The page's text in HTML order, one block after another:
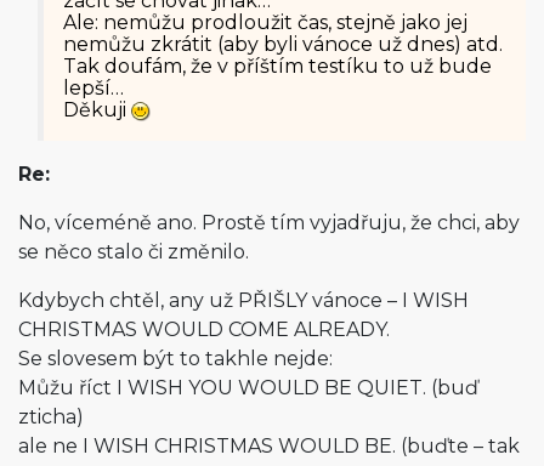
Ale: nemůžu prodloužit čas, stejně jako jej
nemůžu zkrátit (aby byli vánoce už dnes) atd.
Tak doufám, že v příštím testíku to už bude
lepší…
Děkuji
Re:
No, víceméně ano. Prostě tím vyjadřuju, že chci, aby
se něco stalo či změnilo.
Kdybych chtěl, any už PŘIŠLY vánoce – I WISH
CHRISTMAS WOULD COME ALREADY.
Se slovesem být to takhle nejde:
Můžu říct I WISH YOU WOULD BE QUIET. (buď
zticha)
ale ne I WISH CHRISTMAS WOULD BE. (buďte – tak